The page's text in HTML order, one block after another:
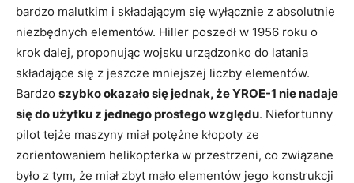
bardzo malutkim i składającym się wyłącznie z absolutnie
niezbędnych elementów. Hiller poszedł w 1956 roku o
krok dalej, proponując wojsku urządzonko do latania
składające się z jeszcze mniejszej liczby elementów.
Bardzo szybko okazało się jednak, że YROE-1 nie nadaje
się do użytku z jednego prostego względu. Niefortunny
pilot tejże maszyny miał potężne kłopoty ze
zorientowaniem helikopterka w przestrzeni, co związane
było z tym, że miał zbyt mało elementów jego konstrukcji